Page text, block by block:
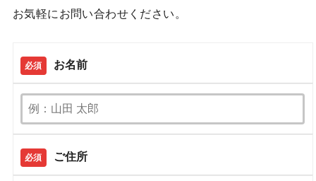
お気軽にお問い合わせください。
必須 お名前
必須 ご住所